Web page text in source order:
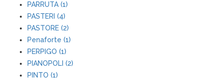
PARRUTA (1)
PASTERI (4)
PASTORE (2)
Penaforte (1)
PERPIGO (1)
PIANOPOLI (2)
PINTO (1)